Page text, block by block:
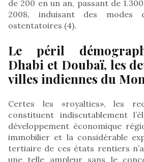
de 200 en un an, passant de
2008, induisant des modes
ostentatoires (4).
Le péril
Dhabi et Doubaï, les
villes indiennes du
Certes les «royalties», les
constituent indiscutablement
développement économique
immobilier et la considérable
tertiaire de ces états rentiers
une telle ampleur sans le